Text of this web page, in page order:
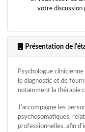
votre discussion
Présentation de
Psychologue
le diagnostic et de
notamment la thérapie
J'accompagne les
psychosomatiques,
professionnelles, afin